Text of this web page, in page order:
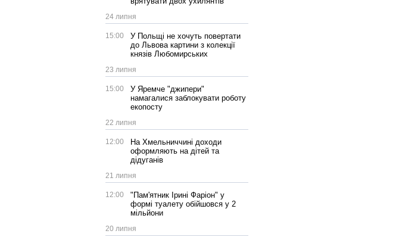
24 липня
15:00
У Польщі не хочуть повертати
до Львова картини з колекції
князів Любомирських
23 липня
15:00
У Яремче "джипери"
намагалися заблокувати роботу
екопосту
22 липня
12:00
На Хмельниччині доходи
оформляють на дітей та
дідуганів
21 липня
12:00
"Пам'ятник Ірині Фаріон" у
формі туалету обійшовся у 2
мільйони
20 липня